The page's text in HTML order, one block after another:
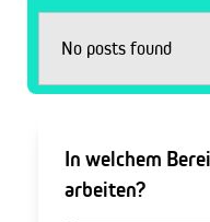
No posts found
In welchem
arbeiten?